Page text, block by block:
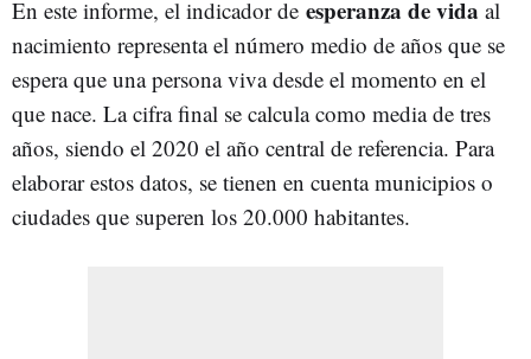
En este informe, el indicador de esperanza de vida al
nacimiento representa el número medio de años que se
espera que una persona viva desde el momento en el
que nace. La cifra final se calcula como media de tres
años, siendo el 2020 el año central de referencia. Para
elaborar estos datos, se tienen en cuenta municipios o
ciudades que superen los 20.000 habitantes.